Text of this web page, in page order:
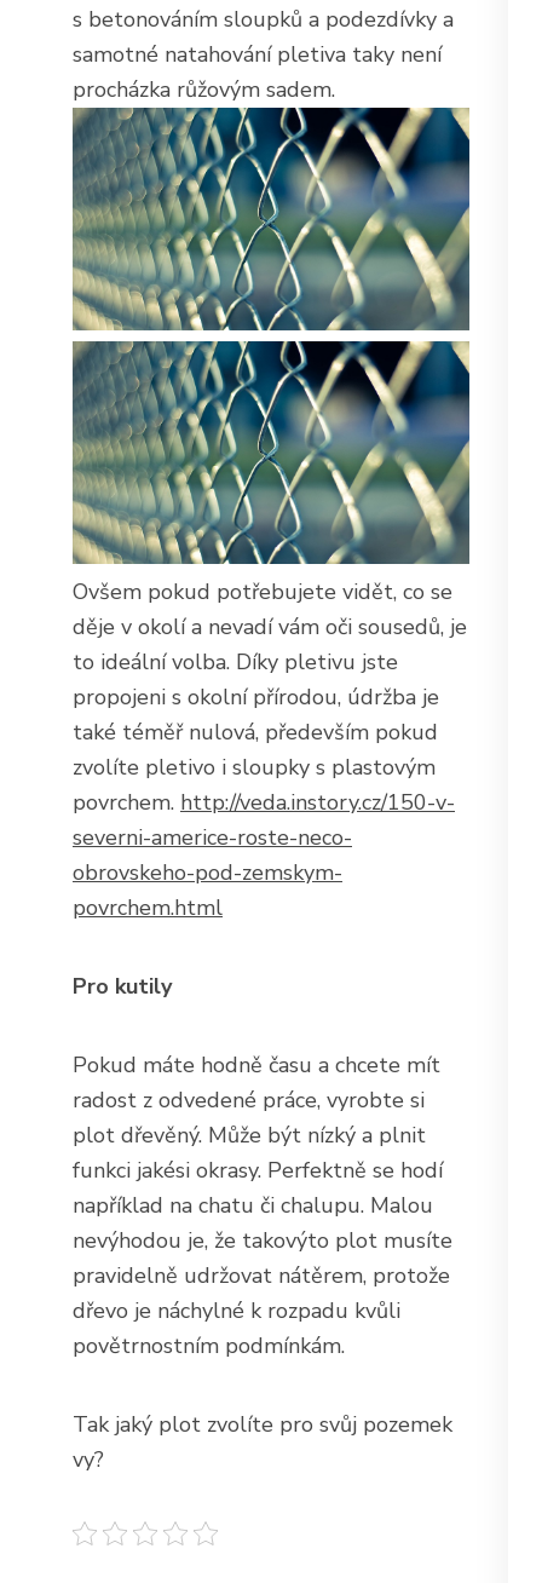
s betonováním sloupků a podezdívky a
samotné natahování pletiva taky není
procházka růžovým sadem.
Ovšem pokud potřebujete vidět, co se
děje v okolí a nevadí vám oči sousedů, je
to ideální volba. Díky pletivu jste
propojeni s okolní přírodou, údržba je
také téměř nulová, především pokud
zvolíte pletivo i sloupky s plastovým
povrchem. http://veda.instory.cz/150-v-
severni-americe-roste-neco-
obrovskeho-pod-zemskym-
povrchem.html
Pro kutily
Pokud máte hodně času a chcete mít
radost z odvedené práce, vyrobte si
plot dřevěný. Může být nízký a plnit
funkci jakési okrasy. Perfektně se hodí
například na chatu či chalupu. Malou
nevýhodou je, že takovýto plot musíte
pravidelně udržovat nátěrem, protože
dřevo je náchylné k rozpadu kvůli
povětrnostním podmínkám.
Tak jaký plot zvolíte pro svůj pozemek
vy?